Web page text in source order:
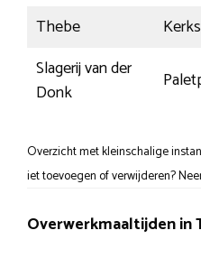
Thebe
Slagerij van der
Donk
Overzicht met kleinschalige
iet toevoegen of verwijderen?
Overwerkmaaltijden in